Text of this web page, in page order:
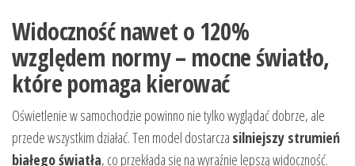
Widoczność nawet o 120%
względem normy – mocne światło,
które pomaga kierować
Oświetlenie w samochodzie powinno nie tylko wyglądać dobrze, ale
przede wszystkim działać. Ten model dostarcza silniejszy strumień
białego światła, co przekłada się na wyraźnie lepszą widoczność.